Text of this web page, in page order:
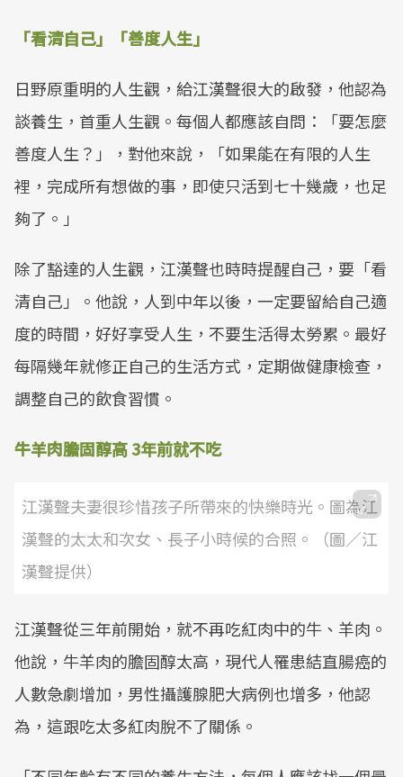
「看清自己」「善度人生」
日野原重明的人生觀，給江漢聲很大的啟發，他認為
談養生，首重人生觀。每個人都應該自問：「要怎麼
善度人生？」，對他來說，「如果能在有限的人生
裡，完成所有想做的事，即使只活到七十幾歲，也足
夠了。」
除了豁達的人生觀，江漢聲也時時提醒自己，要「看
清自己」。他說，人到中年以後，一定要留給自己適
度的時間，好好享受人生，不要生活得太勞累。最好
每隔幾年就修正自己的生活方式，定期做健康檢查，
調整自己的飲食習慣。
牛羊肉膽固醇高 3年前就不吃
江漢聲夫妻很珍惜孩子所帶來的快樂時光。圖為江
漢聲的太太和次女、長子小時候的合照。（圖／江
漢聲提供）
江漢聲從三年前開始，就不再吃紅肉中的牛、羊肉。
他說，牛羊肉的膽固醇太高，現代人罹患結直腸癌的
人數急劇增加，男性攝護腺肥大病例也增多，他認
為，這跟吃太多紅肉脫不了關係。